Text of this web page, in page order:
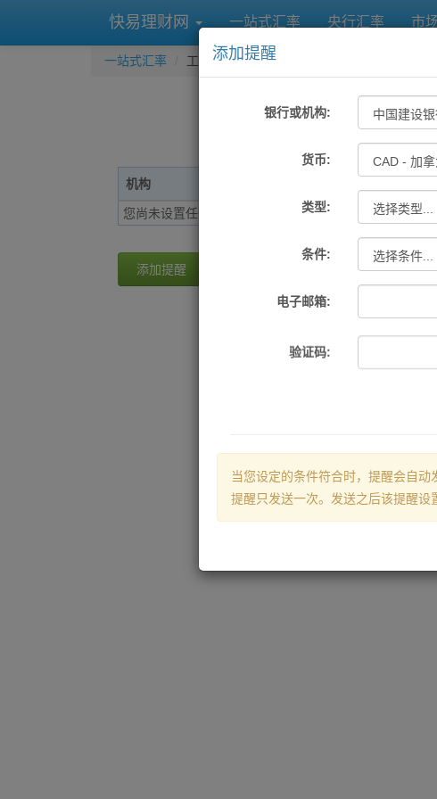
快易理财网 一站式汇率 央行汇率 市
一站式汇率 工具 汇率提醒
机构
您尚未设置任何提醒
添加提醒
添加提醒
银行或机构:
货币:
类型:
条件:
电子邮箱:
验证码:
当您设定的条件符合时，提醒会自动
提醒只发送一次。发送之后该提醒设